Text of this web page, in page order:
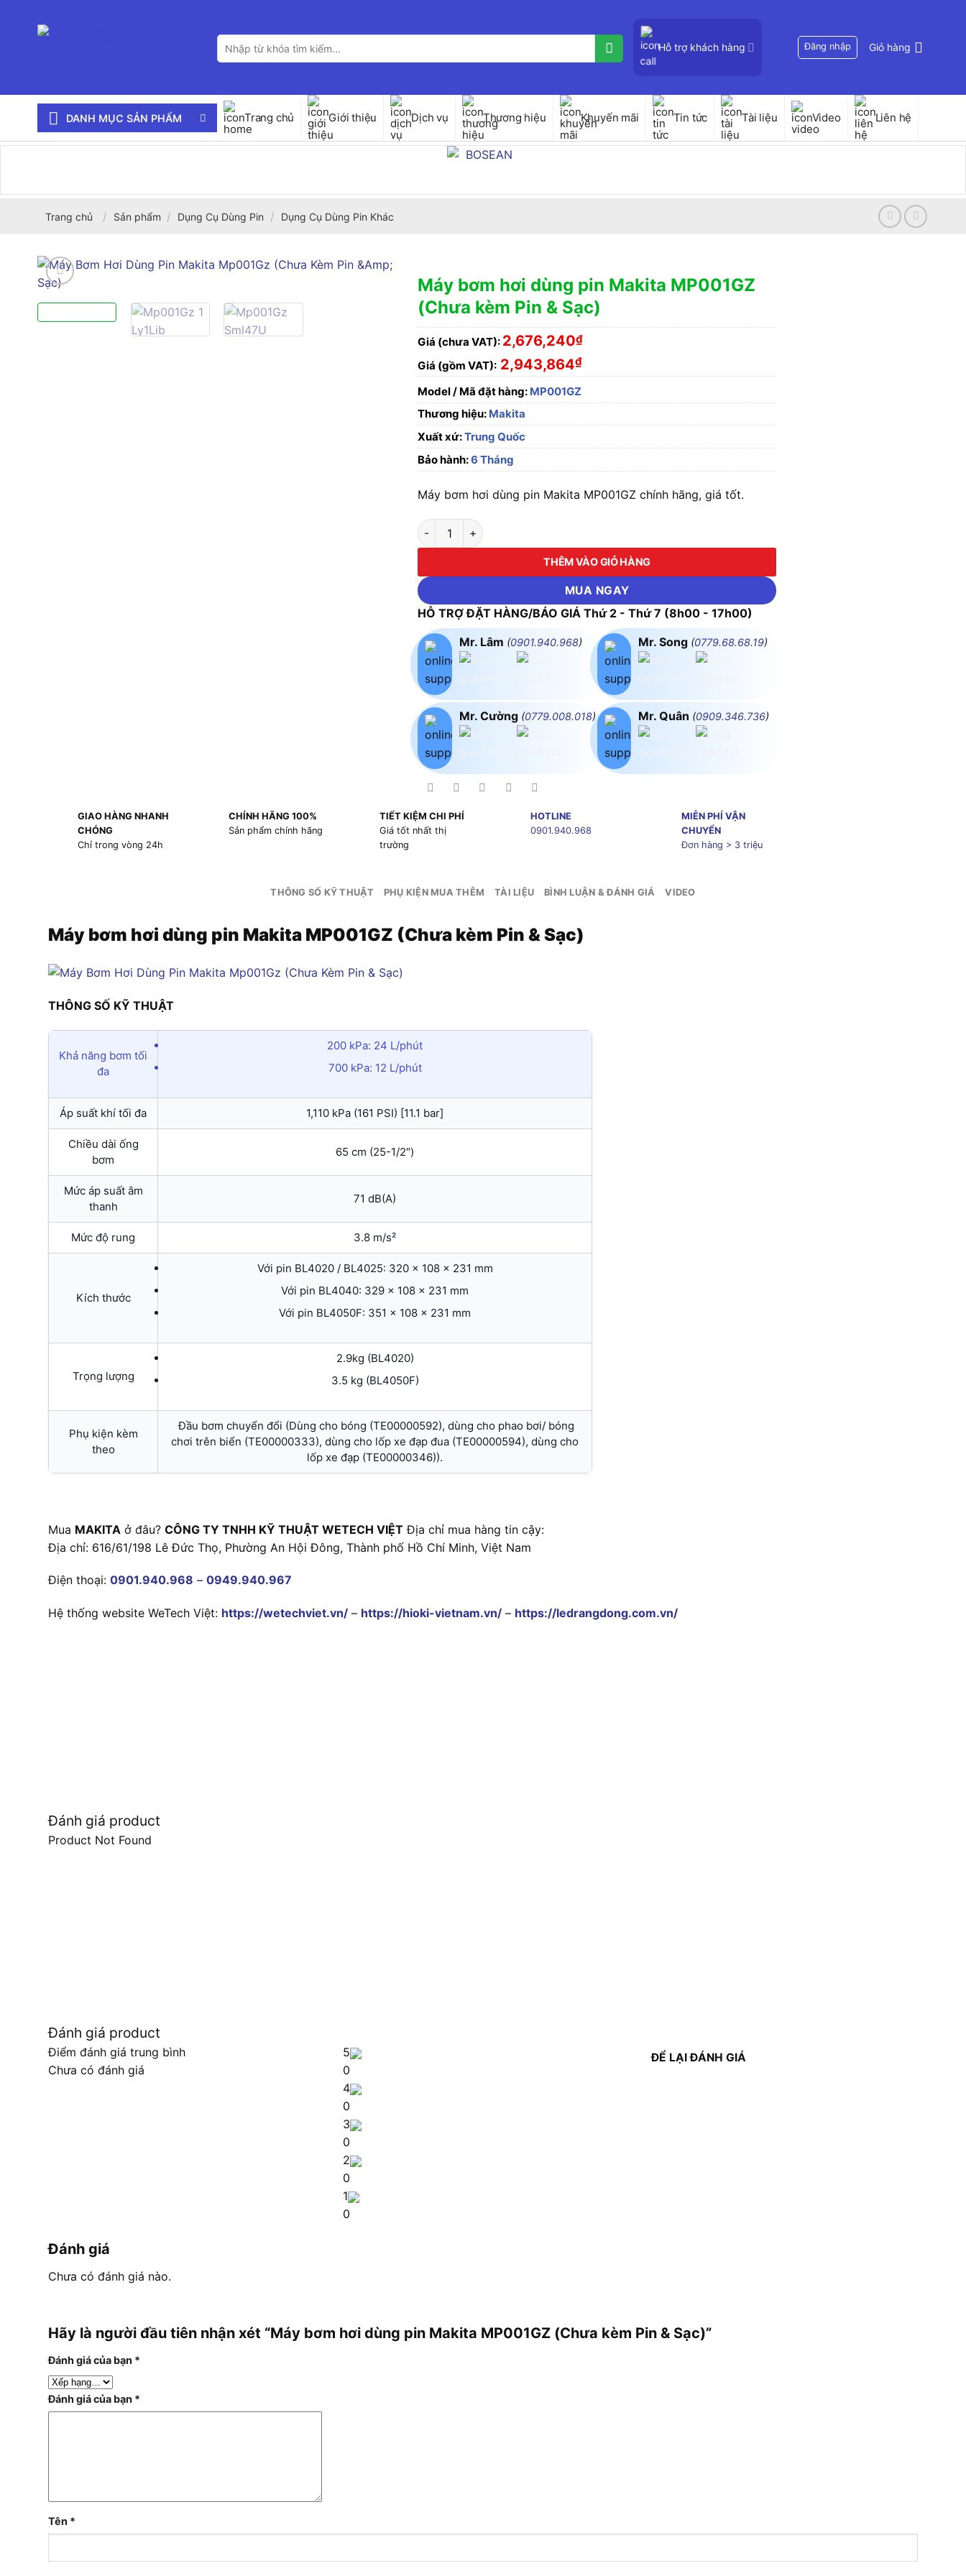
Tìm
kiếm:
Hỗ trợ khách hàng Đăng nhập Giỏ hàng
DANH MỤC SẢN PHẨM Trang chủ Giới thiệu Dịch vụ Thương hiệu Khuyến mãi Tin tức Tài liệu Video Liên hệ
Trang chủ / Sản phẩm / Dụng Cụ Dùng Pin / Dụng Cụ Dùng Pin Khác
Máy bơm hơi dùng pin Makita MP001GZ
(Chưa kèm Pin & Sạc)
Giá (chưa VAT): 2,676,240₫
Giá (gồm VAT): 2,943,864₫
Model / Mã đặt hàng: MP001GZ
Thương hiệu: Makita
Xuất xứ:Trung Quốc
Bảo hành:6 Tháng
Máy bơm hơi dùng pin Makita MP001GZ chính hãng, giá tốt.
Máy bơm hơi dùng pin Makita MP001GZ (Chưa kèm Pin & Sạc) số lượng
THÊM VÀO GIỎ HÀNG
MUA NGAY
HỖ TRỢ ĐẶT HÀNG/BÁO GIÁ Thứ 2 - Thứ 7 (8h00 - 17h00)
Mr. Lâm (0901.940.968)
Mr. Cường (0779.008.018)
Mr. Song (0779.68.68.19)
Mr. Quân (0909.346.736)
GIAO HÀNG NHANH
CHÓNG
Chỉ trong vòng 24h
CHÍNH HÃNG 100%
Sản phẩm chính hãng
TIẾT KIỆM CHI PHÍ
Giá tốt nhất thị
trường
HOTLINE
0901.940.968
MIỄN PHÍ VẬN
CHUYỂN
Đơn hàng > 3 triệu
THÔNG SỐ KỸ THUẬT PHỤ KIỆN MUA THÊM TÀI LIỆU BÌNH LUẬN & ĐÁNH GIÁ VIDEO
Máy bơm hơi dùng pin Makita MP001GZ (Chưa kèm Pin & Sạc)
THÔNG SỐ KỸ THUẬT
Khả năng bơm tối
đa
200 kPa: 24 L/phút
700 kPa: 12 L/phút
Áp suất khí tối đa 1,110 kPa (161 PSI) [11.1 bar]
Chiều dài ống
bơm
65 cm (25-1/2″)
Mức áp suất âm
thanh
71 dB(A)
Mức độ rung 3.8 m/s²
Kích thước
Với pin BL4020 / BL4025: 320 x 108 x 231 mm
Với pin BL4040: 329 x 108 x 231 mm
Với pin BL4050F: 351 x 108 x 231 mm
Trọng lượng
2.9kg (BL4020)
3.5 kg (BL4050F)
Phụ kiện kèm
theo
Đầu bơm chuyển đổi (Dùng cho bóng (TE00000592), dùng cho phao bơi/ bóng
chơi trên biển (TE00000333), dùng cho lốp xe đạp đua (TE00000594), dùng cho
lốp xe đạp (TE00000346)).
Mua MAKITA ở đâu? CÔNG TY TNHH KỸ THUẬT WETECH VIỆT Địa chỉ mua hàng tin cậy:
Địa chỉ: 616/61/198 Lê Đức Thọ, Phường An Hội Đông, Thành phố Hồ Chí Minh, Việt Nam
Điện thoại: 0901.940.968 – 0949.940.967
Hệ thống website WeTech Việt: https://wetechviet.vn/ – https://hioki-vietnam.vn/ – https://ledrangdong.com.vn/
Đánh giá product
Product Not Found
Đánh giá product
Điểm đánh giá trung bình
Chưa có đánh giá
5
0
4
0
3
0
2
0
1
0
ĐỂ LẠI ĐÁNH GIÁ
Đánh giá
Chưa có đánh giá nào.
Hãy là người đầu tiên nhận xét “Máy bơm hơi dùng pin Makita MP001GZ (Chưa kèm Pin & Sạc)”
Đánh giá của bạn *
Đánh giá của bạn *
Tên *